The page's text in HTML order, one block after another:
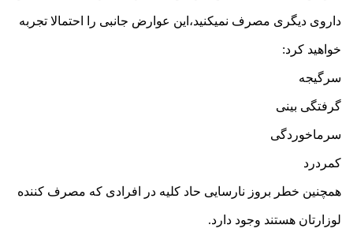
داروی دیگری مصرف نمیکنید،این عوارض جانبی را احتمالا تجربه
خواهید کرد:
سرگیجه
گرفتگی بینی
سرماخوردگی
کمردرد
همچنین خطر بروز نارسایی حاد کلیه در افرادی که مصرف کننده
لوزارتان هستند وجود دارد.